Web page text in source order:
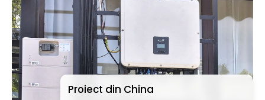
Proiect din China